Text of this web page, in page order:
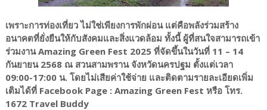
เพราะการท่องเที่ยว ไม่ใช่เพียงการพักผ่อน แต่คือพลังร่วมสร้าง
อนาคตที่ยั่งยืนให้กับสังคมและสิ่งแวดล้อม ทั้งนี้ ผู้ที่สนใจสามารถเข้า
ร่วมงาน Amazing Green Fest 2025 ที่จัดขึ้นในวันที่ 11 – 14
กันยายน 2568 ณ สวนสามพราน จังหวัดนครปฐม ตั้งแต่เวลา
09:00-17:00 น. โดยไม่เสียค่าใช้จ่าย และติดตามรายละเอียดเพิ่ม
เติมได้ที่ Facebook Page : Amazing Green Fest หรือ โทร.
1672 Travel Buddy